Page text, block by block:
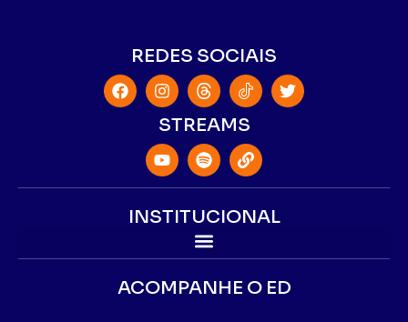
REDES SOCIAIS
STREAMS
INSTITUCIONAL
ACOMPANHE O ED